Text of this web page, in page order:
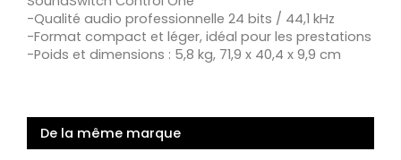
-Qualité audio professionnelle 24 bits / 44,1 kHz
-Format compact et léger, idéal pour les prestations
-Poids et dimensions : 5,8 kg, 71,9 x 40,4 x 9,9 cm
De la même marque